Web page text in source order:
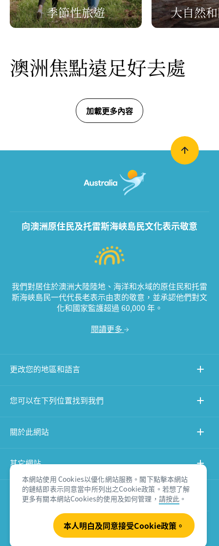
季節性旅遊 大自然
澳洲焦點遠足好去處
加載更多內容
本網站使用 Cookies以優化網站服務。閣下點擊本網站
的鏈結即表示同意當中所列出之Cookie政策。若想了解
更多有關本網站Cookies的使用及如何管理， 請按此 。
本人明白及同意接受Cookie政策。
向澳洲原住民及托雷斯海峽島民文化表示敬意
我們對居住於澳洲大陸陸地、海洋和水域的原住民和托雷
斯海峽島民一代代長老表示由衷的敬意，並承認他們對文
化和國家監護超過 60,000 年。
閱讀更多
更改您的地區和語言
您可以在下列位置找到我們
關於此網站
其它網站
產品免責聲明